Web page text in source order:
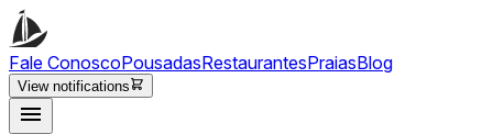
Fale ConoscoPousadasRestaurantesPraiasBlog
View notifications